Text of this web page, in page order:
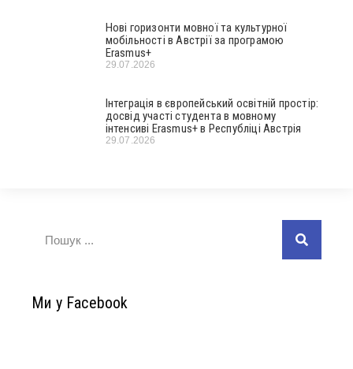
Нові горизонти мовної та культурної
мобільності в Австрії за програмою
Erasmus+
29.07.2026
Інтеграція в європейський освітній простір:
досвід участі студента в мовному
інтенсиві Erasmus+ в Республіці Австрія
29.07.2026
Ми у Facebook